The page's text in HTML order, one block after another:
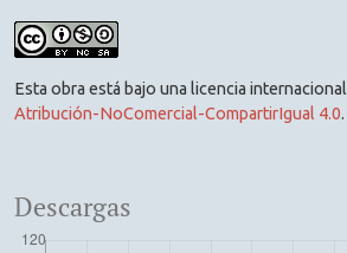
Esta obra está bajo una licencia internacional
Atribución-NoComercial-CompartirIgual 4.0.
Descargas